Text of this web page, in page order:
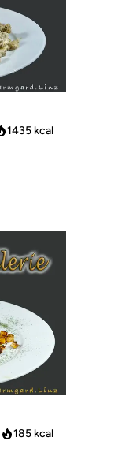
1435 kcal
185 kcal